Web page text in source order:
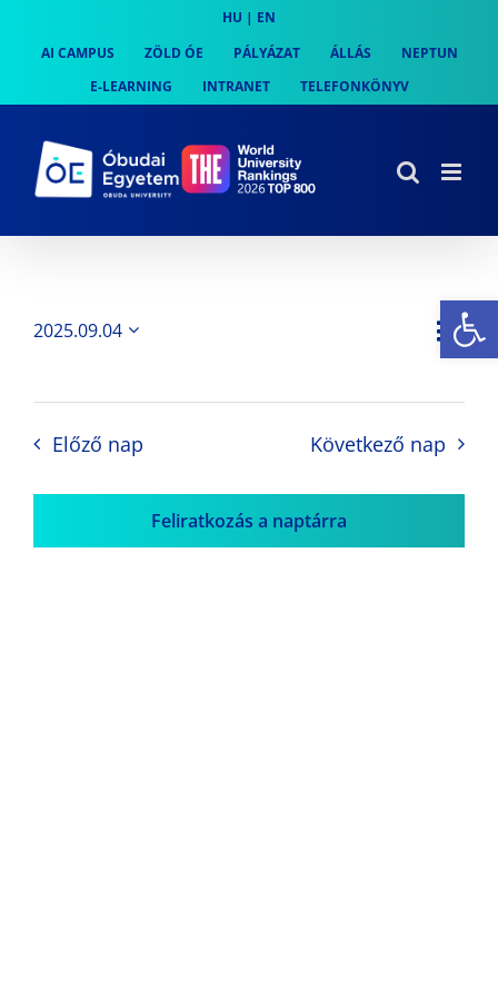
content
HU | EN
AI CAMPUS
ZÖLD ÓE PÁLYÁZAT ÁLLÁS
NEPTUN
E-LEARNING
INTRANET TELEFONKÖNYV
Nap
2025.09.04
Előző nap Következő nap
Feliratkozás a naptárra